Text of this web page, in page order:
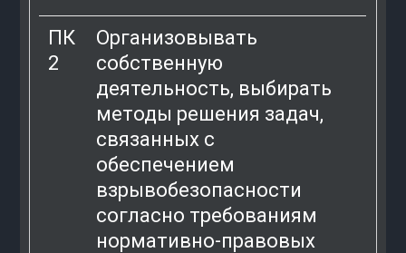
ПК
2
Организовывать
собственную
деятельность, выбирать
методы решения задач,
связанных с
обеспечением
взрывобезопасности
согласно требованиям
нормативно-правовых